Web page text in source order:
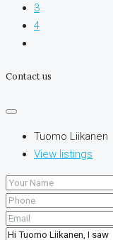
3
4
Contact us
Tuomo Liikanen
View listings